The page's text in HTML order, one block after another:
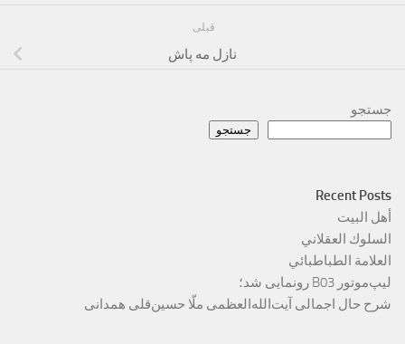
قبلی
نازل مه پاش
جستجو
جستجو
Recent Posts
أهل البيت
السلوك العقلاني
العلامة الطباطبائي
لیپ‌موتور B03 رونمایی شد؛
شرح حال اجمالی آیت‌الله‌العظمی ملّا حسین‌قلی همدانی